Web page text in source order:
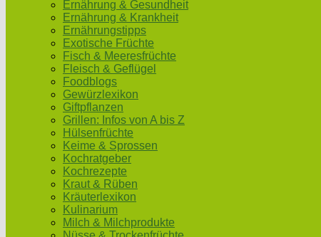
Ernährung & Gesundheit
Ernährung & Krankheit
Ernährungstipps
Exotische Früchte
Fisch & Meeresfrüchte
Fleisch & Geflügel
Foodblogs
Gewürzlexikon
Giftpflanzen
Grillen: Infos von A bis Z
Hülsenfrüchte
Keime & Sprossen
Kochratgeber
Kochrezepte
Kraut & Rüben
Kräuterlexikon
Kulinarium
Milch & Milchprodukte